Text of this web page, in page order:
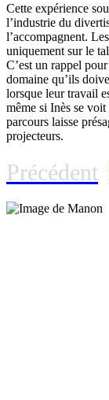
Cette expérience
l’industrie du
l’accompagnent.
uniquement sur le
C’est un rappel
domaine qu’ils
lorsque leur travail
même si Inès se
parcours laisse
projecteurs.
Précédent